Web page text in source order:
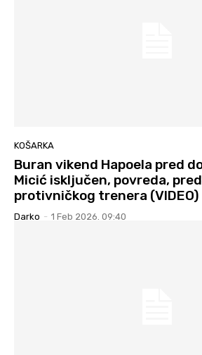
KOŠARKA
Buran vikend Hapoela pred
Micić isključen, povreda,
protivničkog trenera (VIDEO)
Darko - 1 Feb 2026. 09:40